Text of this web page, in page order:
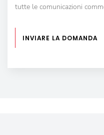
tutte le comunicazioni
INVIARE LA DOMANDA